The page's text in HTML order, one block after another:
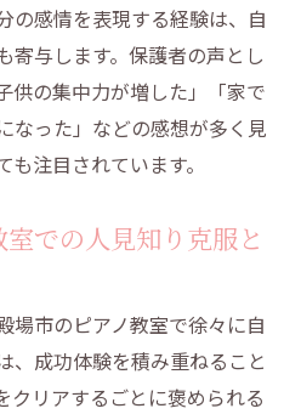
の感情を表現する経験は、自
寄与します。保護者の声とし
供の集中力が増した」「家で
なった」などの感想が多く見
注目されています。
での人見知り克服と
場市のピアノ教室で徐々に自
、成功体験を積み重ねること
クリアするごとに褒められる